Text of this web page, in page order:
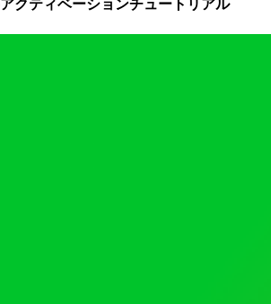
クティベーションチュートリアル